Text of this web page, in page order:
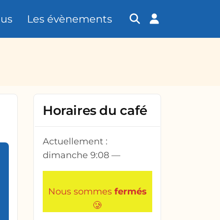
Les évènements
Horaires du café
Actuellement :
dimanche 9:08 —
Nous sommes fermés
🥲